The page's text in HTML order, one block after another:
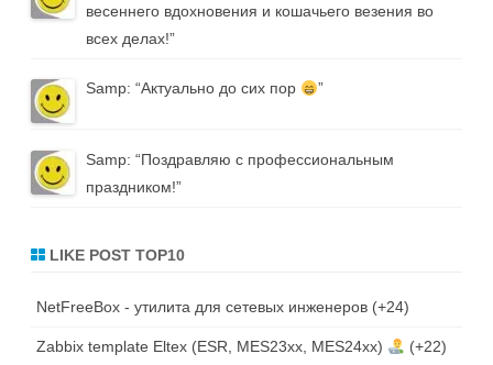
весеннего вдохновения и кошачьего везения во
всех делах!”
Samp: “Актуально до сих пор ”
Samp: “Поздравляю с профессиональным
праздником!”
LIKE POST TOP10
NetFreeBox - утилита для сетевых инженеров +24
Zabbix template Eltex (ESR, MES23xx, MES24xx) +22